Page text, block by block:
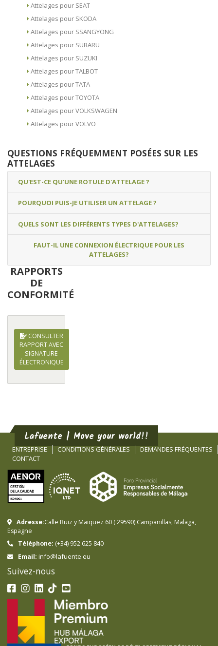
Attelages pour SEAT
Attelages pour SKODA
Attelages pour SSANGYONG
Attelages pour SUBARU
Attelages pour SUZUKI
Attelages pour TALBOT
Attelages pour TATA
Attelages pour TOYOTA
Attelages pour VOLKSWAGEN
Attelages pour VOLVO
QUESTIONS FRÉQUEMMENT POSÉES SUR LES
ATTELAGES
QU'EST-CE QU'UNE ROTULE D'ATTELAGE ?
POURQUOI PUIS-JE UTILISER UN ATTELAGE ?
QUELS SONT LES DIFFÉRENTS TYPES D'ATTELAGES?
FAUT-IL UNE CONNEXION ÉLECTRIQUE POUR LES
ATTELAGES?
RAPPORTS
DE
CONFORMITÉ
CONSULTER
RAPPORT AVEC
SIGNATURE
ÉLECTRONIQUE
Lafuente | Move your world!!
ENTREPRISE CONDITIONS GÉNÉRALES
DEMANDES FRÉQUENTES
CONTACT
Adresse:Calle Ruiz y Maiquez 60 (29590) Campanillas, Malaga,
Espagne
Téléphone: (+34) 952 625 840
Email: info@lafuente.eu
Suivez-nous